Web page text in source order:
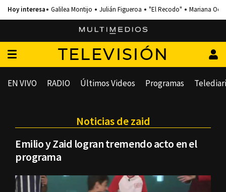
Galilea Montijo Julián Figueroa "El Recodo" Mariana
TELEVISIÓN
EN VIVO RADIO Últimos Videos Programas
Noticias de zaid
Emilio y Zaid logran tremendo acto en el
programa